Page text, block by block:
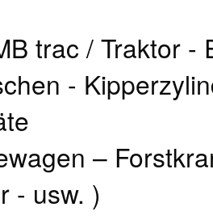
trac / Traktor
-
–
- usw. )